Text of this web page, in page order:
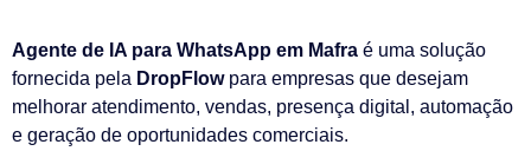
Agente de IA para WhatsApp em Mafra é uma solução
fornecida pela DropFlowpara empresas que desejam
melhorar atendimento, vendas, presença digital, automação
e geração de oportunidades comerciais.